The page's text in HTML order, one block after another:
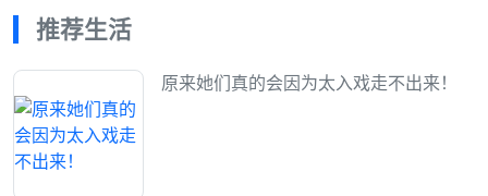
推荐生活
原来她们真的会因为太入戏走不出来！